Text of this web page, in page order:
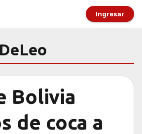
Ingresar
Bolivia
de coca a